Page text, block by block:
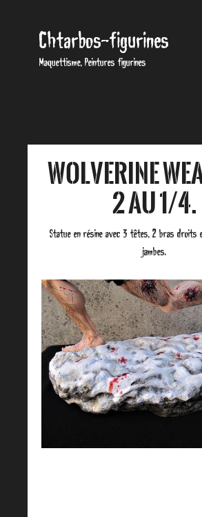
Chtarbos-figurines
Maquettisme, Peintures figurines
Wolverine
2 au 1/4.
Statue en résine avec 3 têtes, 2 bras droits
jambes.